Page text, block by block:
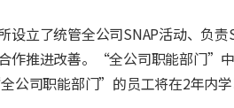
设立了统管全公司SNAP活动、
作推进改善。“全公司职能部门”
公司职能部门”的员工将在2年内